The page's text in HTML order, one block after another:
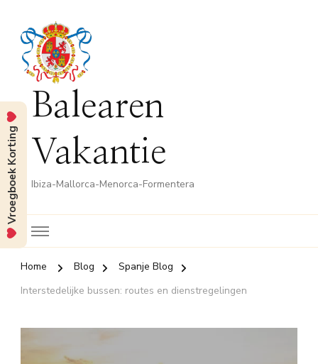
Balearen
Vakantie
Ibiza-Mallorca-Menorca-Formentera
Home Blog
Spanje Blog
Interstedelijke bussen: routes en dienstregelingen
Vroegboek Korting